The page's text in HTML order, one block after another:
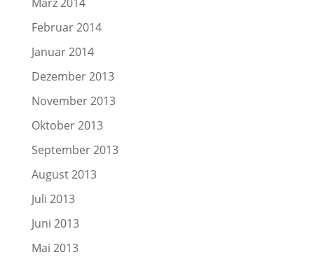
Februar 2014
Januar 2014
Dezember 2013
November 2013
Oktober 2013
September 2013
August 2013
Juli 2013
Juni 2013
Mai 2013